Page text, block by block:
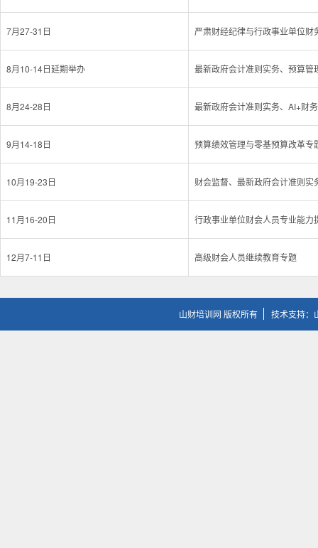
7月27-31日 严肃财经纪律与行政事业单位财
8月10-14日延期举办 最新政府会计准则实务、预算
8月24-28日 最新政府会计准则实务、AI+财
9月14-18日 预算绩效管理与零基预算改革专
10月19-23日 财会监督、最新政府会计准则
11月16-20日 行政事业单位财会人员专业能力
12月7-11日 高级财会人员继续教育专题
山财培训网 版权所有 技术支持：